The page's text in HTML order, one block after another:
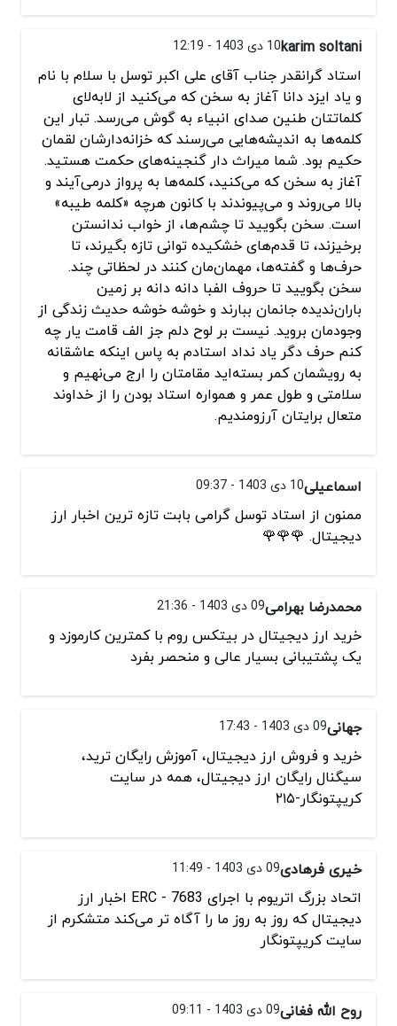
karim soltani10 دی 1403 - 12:19
استاد گرانقدر جناب آقای علی اکبر توسل با سلام با نام
و یاد ایزد دانا آغاز به سخن که می‌کنید از لابه‌لای
کلماتتان طنین صدای انبیاء به گوش می‌رسد. تبار این
کلمه‌ها به اندیشه‌هایی می‌رسند که خزانه‌دارشان لقمان
حکیم بود. شما میراث‌ دار گنجینه‌های حکمت هستید.
آغاز به سخن که می‌کنید، کلمه‌ها به پرواز درمی‌آیند و
بالا می‌روند و می‌پیوندند با کانون هرچه «کلمه طیبه»
است. سخن بگویید تا چشم‌ها، از خواب ندانستن
برخیزند، تا قدم‌های خشکیده توانی تازه بگیرند، تا
حرف‌ها و گفته‌ها، مهمان‌مان کنند در لحظاتی چند.
سخن بگویید تا حروف الفبا دانه دانه بر زمین
باران‌ندیده جانمان ببارند و خوشه خوشه حدیث زندگی از
وجودمان بروید. نیست بر لوح دلم جز الف قامت یار چه
کنم حرف دگر یاد نداد استادم به پاس اینکه عاشقانه
به رویشمان کمر بسته‌اید مقامتان را ارج می‌نهیم و
سلامتی و طول عمر و همواره استاد بودن را از خداوند
متعال برایتان آرزومندیم.
اسماعیلی10 دی 1403 - 09:37
ممنون از استاد توسل گرامی بابت تازه ترین اخبار ارز
دیجیتال. 🌹🌹🌹
محمدرضا بهرامی09 دی 1403 - 21:36
خرید ارز دیجیتال در بیتکس روم با کمترین کارموزد و
یک پشتیبانی بسیار عالی و منحصر بفرد
جهانی09 دی 1403 - 17:43
خرید و فروش ارز دیجیتال، آموزش رایگان ترید،
سیگنال رایگان ارز دیجیتال، همه در سایت
کریپتونگار-۲۱۵
خیری فرهادی09 دی 1403 - 11:49
اتحاد بزرگ اتریوم با اجرای 7683 - ERC اخبار ارز
دیجیتال که روز به روز ما را آگاه تر می‌کند متشکرم از
سایت کریپتونگار
روح الله فغانی09 دی 1403 - 09:11